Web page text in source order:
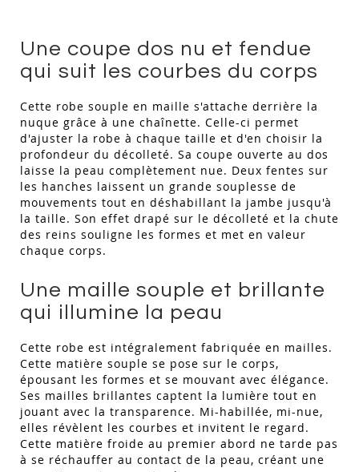
Une coupe dos nu et fendue
qui suit les courbes du corps
Cette robe souple en maille s'attache derrière la
nuque grâce à une chaînette. Celle-ci permet
d'ajuster la robe à chaque taille et d'en choisir la
profondeur du décolleté. Sa coupe ouverte au dos
laisse la peau complètement nue. Deux fentes sur
les hanches laissent un grande souplesse de
mouvements tout en déshabillant la jambe jusqu'à
la taille. Son effet drapé sur le décolleté et la chute
des reins souligne les formes et met en valeur
chaque corps.
Une maille souple et brillante
qui illumine la peau
Cette robe est intégralement fabriquée en mailles.
Cette matière souple se pose sur le corps,
épousant les formes et se mouvant avec élégance.
Ses mailles brillantes captent la lumière tout en
jouant avec la transparence. Mi-habillée, mi-nue,
elles révèlent les courbes et invitent le regard.
Cette matière froide au premier abord ne tarde pas
à se réchauffer au contact de la peau, créant une